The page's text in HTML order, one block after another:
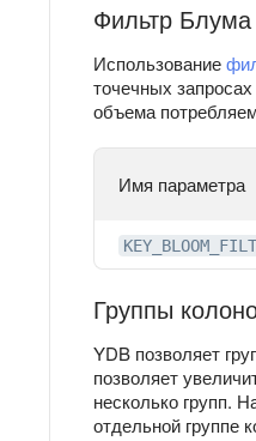
Фильтр Блума
Использование
точечных
объема
Имя параметра
Группы
YDB позволяет
позволяет
несколько групп.
отдельной группе